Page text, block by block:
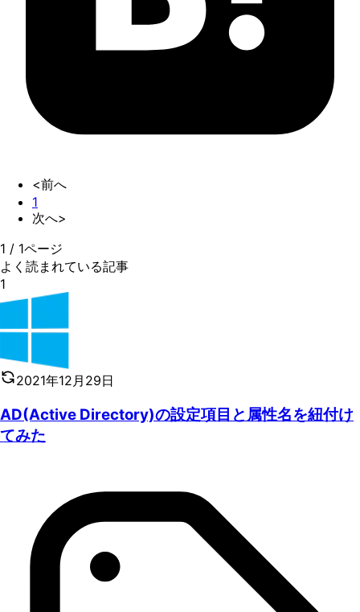
<前へ
1
次へ>
1 / 1ページ
よく読まれている記事
1
2021年12月29日
AD(Active Directory)の設定項目と属性名を紐付け
てみた